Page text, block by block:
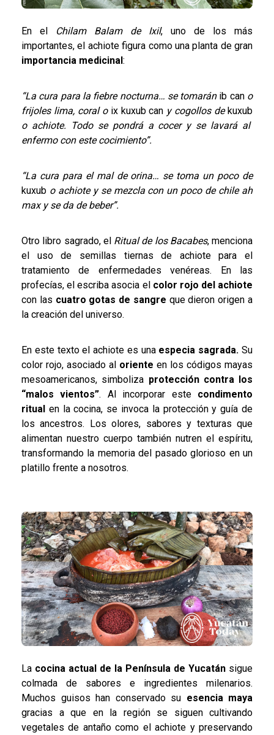
En el Chilam Balam de Ixil, uno de los más
importantes, el achiote figura como una planta de gran
importancia medicinal:
“La cura para la fiebre nocturna… se tomarán ib cano
frijoles lima, coral o ix kuxub can y cogollos dekuxub
o achiote. Todo se pondrá a cocer y se lavará al
enfermo con este cocimiento”.
“La cura para el mal de orina… se toma un poco de
kuxub o achiote y se mezcla con un poco de chile ah
max y se da de beber”.
Otro libro sagrado, el Ritual de los Bacabes, menciona
el uso de semillas tiernas de achiote para el
tratamiento de enfermedades venéreas. En las
profecías, el escriba asocia el color rojo del achiote
con las cuatro gotas de sangre que dieron origen a
la creación del universo.
En este texto el achiote es una especia sagrada. Su
color rojo, asociado al oriente en los códigos mayas
mesoamericanos, simboliza protección contra los
“malos vientos”. Al incorporar este condimento
ritual en la cocina, se invoca la protección y guía de
los ancestros. Los olores, sabores y texturas que
alimentan nuestro cuerpo también nutren el espíritu,
transformando la memoria del pasado glorioso en un
platillo frente a nosotros.
La cocina actual de la Península de Yucatán sigue
colmada de sabores e ingredientes milenarios.
Muchos guisos han conservado su esencia maya
gracias a que en la región se siguen cultivando
vegetales de antaño como el achiote y preservando